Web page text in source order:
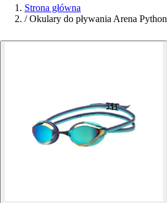
Strona główna
/ Okulary do pływania Arena Python